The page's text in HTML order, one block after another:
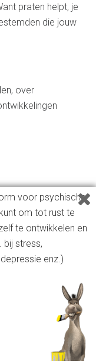
praten helpt, je
die jouw
over
je onze website zo goed
gaan we ervan uit dat
voor psychische
om tot rust te
te ontwikkelen en
bij stress,
enz.)